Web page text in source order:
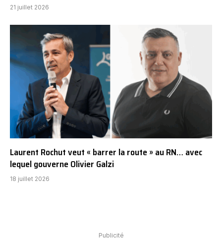
21 juillet 2026
Laurent Rochut veut « barrer la route » au RN… avec
lequel gouverne Olivier Galzi
18 juillet 2026
Publicité